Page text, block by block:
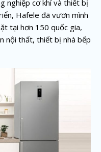
nghiệp cơ khí và thiết bị
Hafele đã vươn mình
tại hơn 150 quốc gia,
nội thất, thiết bị nhà bếp